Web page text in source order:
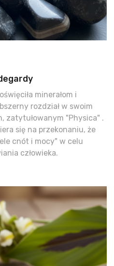
minerałom i
rozdział w swoim
zatytułowanym "Physica" .
się na przekonaniu, że
cnót i mocy" w celu
człowieka.